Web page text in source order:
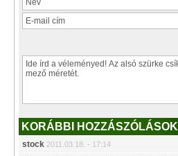
KORÁBBI HOZZÁSZÓLÁSOK
stock 2011.03.18. - 17:14